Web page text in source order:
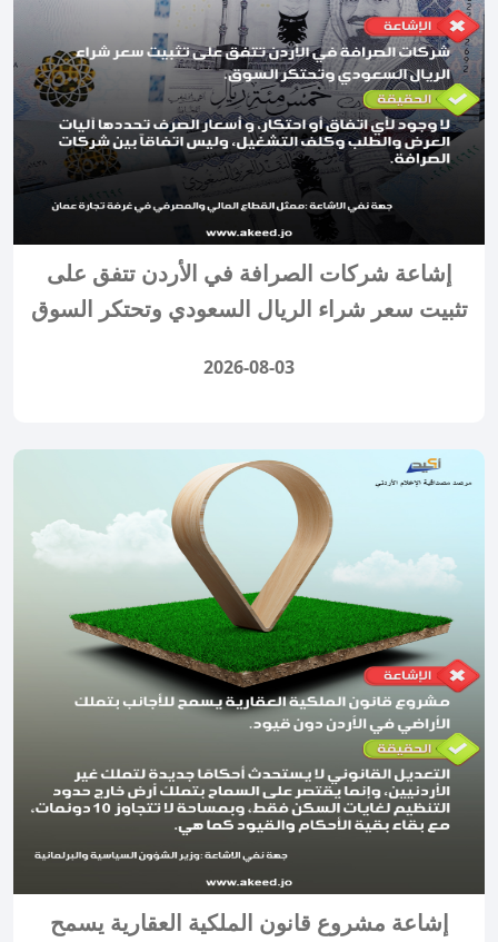
إشاعة شركات الصرافة في الأردن تتفق على
تثبيت سعر شراء الريال السعودي وتحتكر السوق
2026-08-03
إشاعة مشروع قانون الملكية العقارية يسمح